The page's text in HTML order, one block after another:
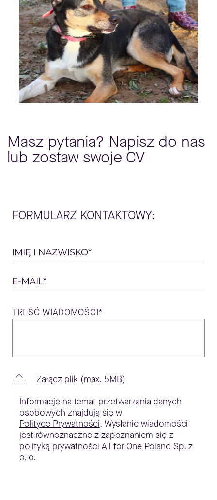
Masz pytania? Napisz do nas
lub zostaw swoje CV
FORMULARZ KONTAKTOWY:
Please
this
field
empty.
IMIĘ I NAZWISKO*
E-MAIL*
TREŚĆ WIADOMOŚCI*
Załącz plik (max. 5MB)
Informacje na temat przetwarzania danych
osobowych znajdują się w
Polityce Prywatności. Wysłanie wiadomości
jest równoznaczne z zapoznaniem się z
polityką prywatności All for One Poland Sp. z
o. o.